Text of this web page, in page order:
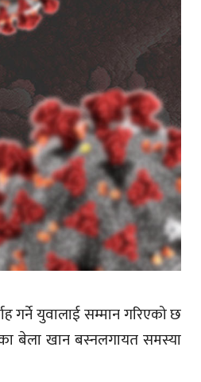
गर्ने युवालाई सम्मान गरिएको छ
बेला खान बस्नलगायत समस्या